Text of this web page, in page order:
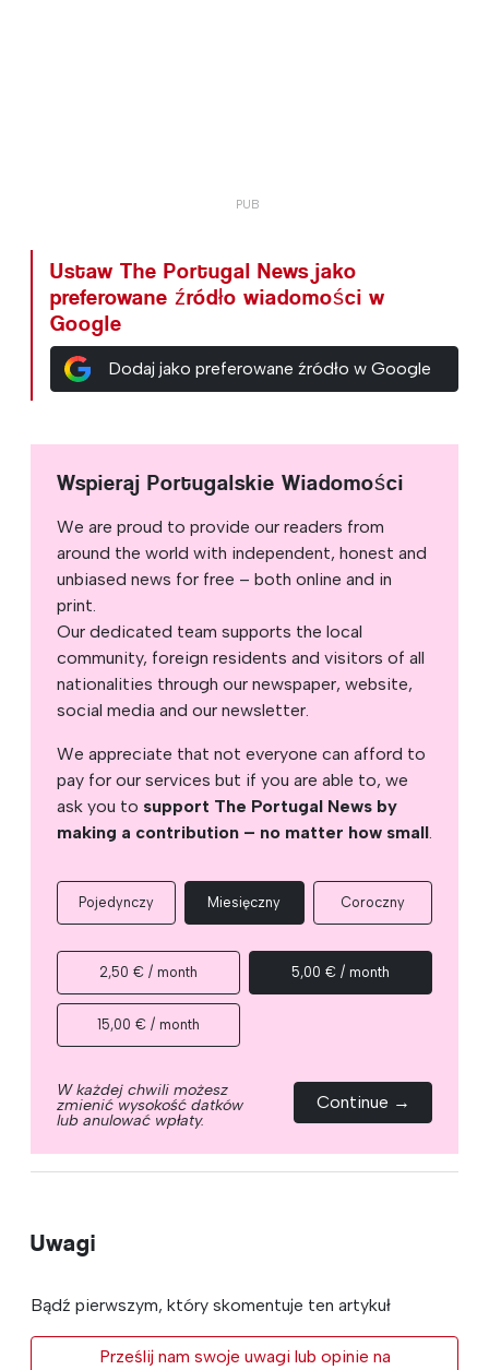
Ustaw The Portugal News jako
preferowane źródło wiadomości w
Google
Dodaj jako preferowane źródło w Google
Wspieraj Portugalskie Wiadomości
We are proud to provide our readers from
around the world with independent, honest and
unbiased news for free – both online and in
print.
Our dedicated team supports the local
community, foreign residents and visitors of all
nationalities through our newspaper, website,
social media and our newsletter.
We appreciate that not everyone can afford to
pay for our services but if you are able to, we
ask you to support The Portugal News by
making a contribution – no matter how small.
Pojedynczy Miesięczny Coroczny
2,50 € / month 5,00 € / month
15,00 € / month
W każdej chwili możesz
zmienić wysokość datków
lub anulować wpłaty.
Continue →
Uwagi
Bądź pierwszym, który skomentuje ten artykuł
Prześlij nam swoje uwagi lub opinie na